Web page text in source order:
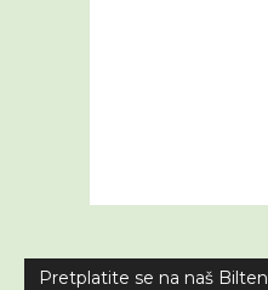
Pretplatite se na naš Bilten